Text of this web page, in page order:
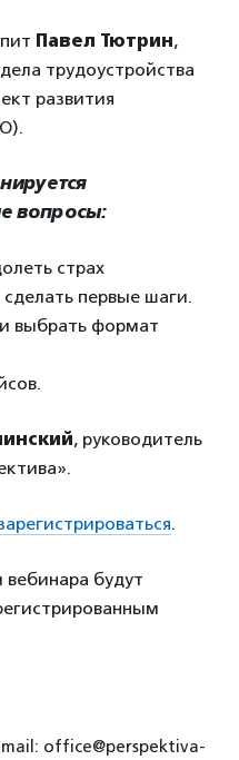
Павел Тютрин,
трудоустройства
развития
вопросы:
страх
первые шаги.
выбрать формат
, руководитель
.
будут
office@perspektiva-